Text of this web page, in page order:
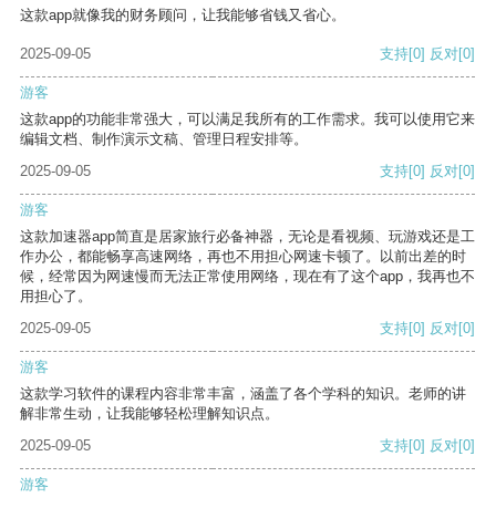
这款app就像我的财务顾问，让我能够省钱又省心。
2025-09-05 支持[0] 反对[0]
游客
这款app的功能非常强大，可以满足我所有的工作需求。我可以使用它来
编辑文档、制作演示文稿、管理日程安排等。
2025-09-05
支持[0] 反对[0]
游客
这款加速器app简直是居家旅行必备神器，无论是看视频、玩游戏还是工
作办公，都能畅享高速网络，再也不用担心网速卡顿了。以前出差的时
候，经常因为网速慢而无法正常使用网络，现在有了这个app，我再也不
用担心了。
2025-09-05
支持[0] 反对[0]
游客
这款学习软件的课程内容非常丰富，涵盖了各个学科的知识。老师的讲
解非常生动，让我能够轻松理解知识点。
2025-09-05
支持[0] 反对[0]
游客